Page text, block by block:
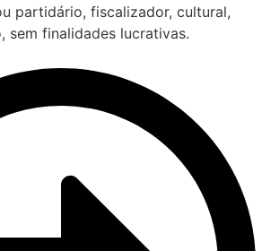
partidário, fiscalizador, cultural,
sem finalidades lucrativas.